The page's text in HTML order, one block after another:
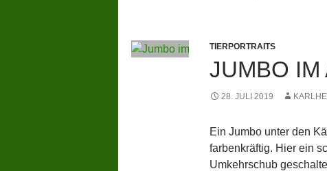
TIERPORTRAITS
JUMBO IM
28. JULI 2019
Ein Jumbo unter den
farbenkräftig. Hier ein
Umkehrschub